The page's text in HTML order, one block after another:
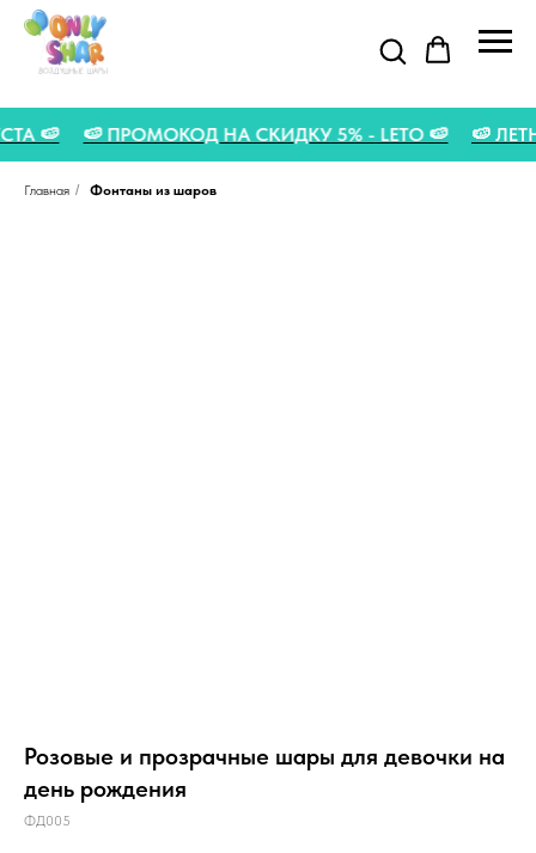
🍉 🍉 ПРОМОКОД НА СКИДКУ 5% - LETO 🍉 🍉
Главная / Фонтаны из шаров
Розовые и прозрачные шары для девочки на
день рождения
ФД005